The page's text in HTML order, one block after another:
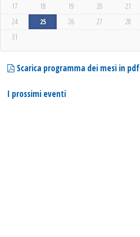
17
18 19 20 21
24
25 26 27 28
31
Scarica programma dei mesi in pdf
I prossimi eventi